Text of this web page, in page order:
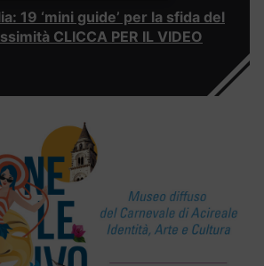
19 ‘mini guide’ per la sfida del
CLICCA PER IL VIDEO